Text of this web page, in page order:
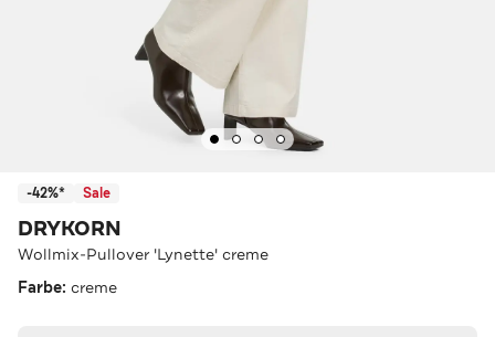
-42%* Sale
DRYKORN
Wollmix-Pullover 'Lynette' creme
Farbe: creme